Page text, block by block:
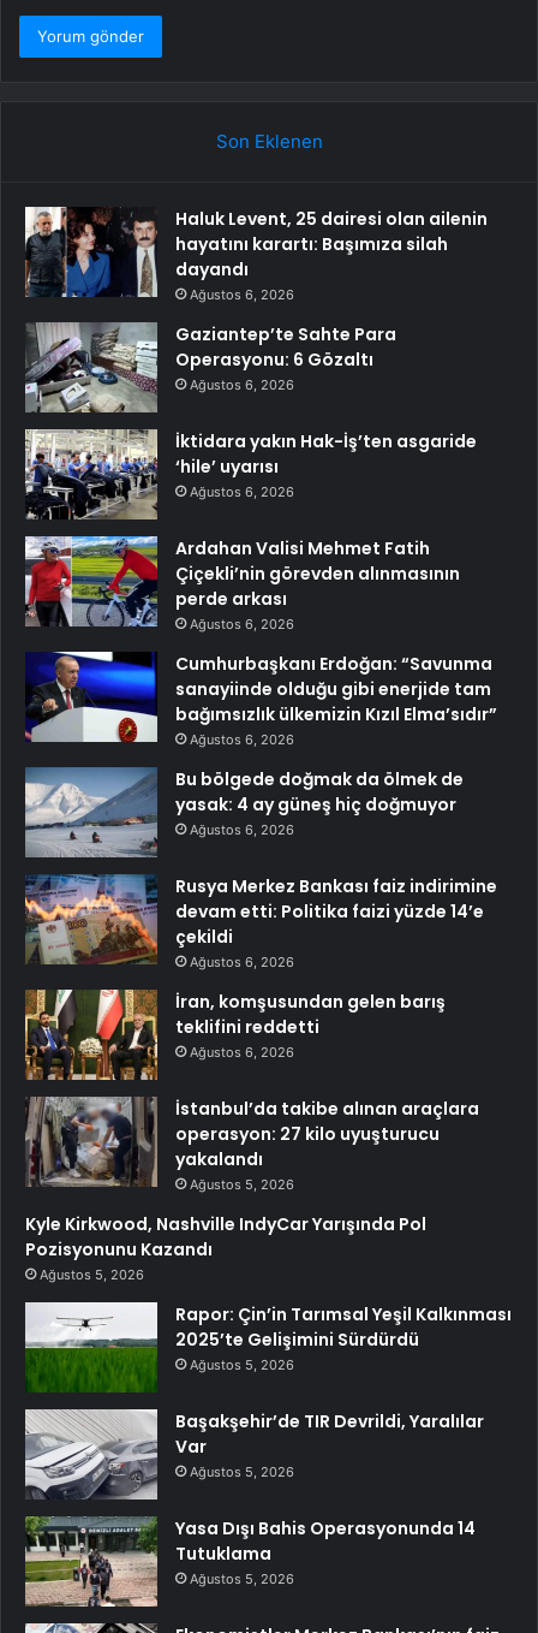
Son Eklenen
Haluk Levent, 25 dairesi olan ailenin
hayatını karartı: Başımıza silah
dayandı
Ağustos 6, 2026
Gaziantep’te Sahte Para
Operasyonu: 6 Gözaltı
Ağustos 6, 2026
İktidara yakın Hak-İş’ten asgaride
‘hile’ uyarısı
Ağustos 6, 2026
Ardahan Valisi Mehmet Fatih
Çiçekli’nin görevden alınmasının
perde arkası
Ağustos 6, 2026
Cumhurbaşkanı Erdoğan: “Savunma
sanayiinde olduğu gibi enerjide tam
bağımsızlık ülkemizin Kızıl Elma’sıdır”
Ağustos 6, 2026
Bu bölgede doğmak da ölmek de
yasak: 4 ay güneş hiç doğmuyor
Ağustos 6, 2026
Rusya Merkez Bankası faiz indirimine
devam etti: Politika faizi yüzde 14’e
çekildi
Ağustos 6, 2026
İran, komşusundan gelen barış
teklifini reddetti
Ağustos 6, 2026
İstanbul’da takibe alınan araçlara
operasyon: 27 kilo uyuşturucu
yakalandı
Ağustos 5, 2026
Kyle Kirkwood, Nashville IndyCar Yarışında Pol
Pozisyonunu Kazandı
Ağustos 5, 2026
Rapor: Çin’in Tarımsal Yeşil Kalkınması
2025’te Gelişimini Sürdürdü
Ağustos 5, 2026
Başakşehir’de TIR Devrildi, Yaralılar
Var
Ağustos 5, 2026
Yasa Dışı Bahis Operasyonunda 14
Tutuklama
Ağustos 5, 2026